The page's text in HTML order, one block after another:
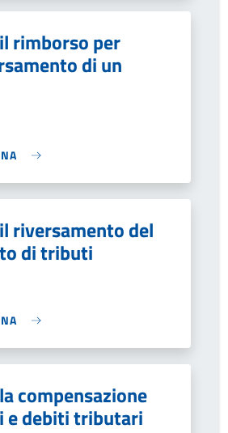
rimborso per
di un
riversamento del
di tributi
compensazione
e debiti tributari